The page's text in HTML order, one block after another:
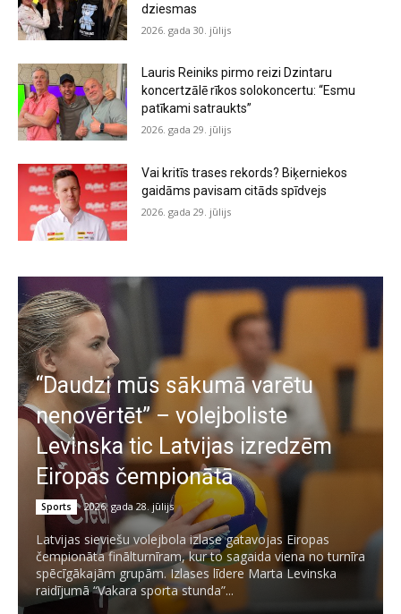
dziesmas
2026. gada 30. jūlijs
Lauris Reiniks pirmo reizi Dzintaru
koncertzālē rīkos solokoncertu: “Esmu
patīkami satraukts”
2026. gada 29. jūlijs
Vai kritīs trases rekords? Biķerniekos
gaidāms pavisam citāds spīdvejs
2026. gada 29. jūlijs
“Daudzi mūs sākumā varētu
nenovērtēt” – volejboliste
Levinska tic Latvijas izredzēm
Eiropas čempionātā
Sports 2026. gada 28. jūlijs
Latvijas sieviešu volejbola izlase gatavojas Eiropas
čempionāta finālturnīram, kur to sagaida viena no turnīra
spēcīgākajām grupām. Izlases līdere Marta Levinska
raidījumā “Vakara sporta stunda”...